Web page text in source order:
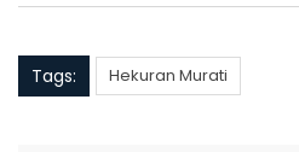
Tags: Hekuran Murati